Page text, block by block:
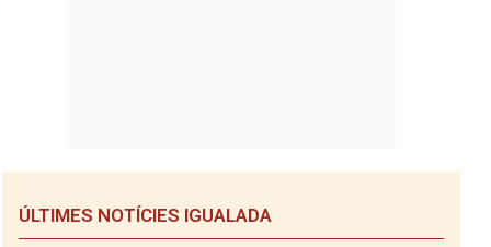
ÚLTIMES NOTÍCIES IGUALADA